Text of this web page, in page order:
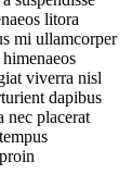
litora
mi ullamcorper
viverra nisl
dapibus
nec placerat